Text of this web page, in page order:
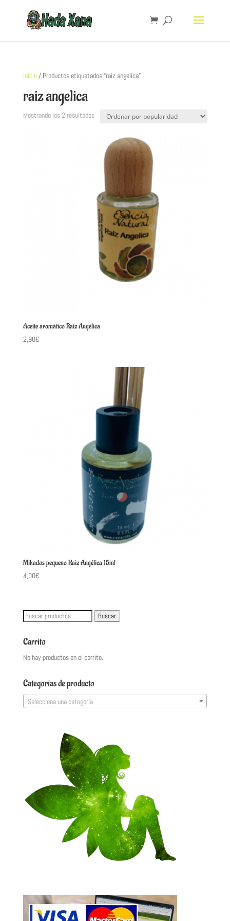
Inicio/ Productos etiquetados “raiz angelica”
raiz angelica
Mostrando los 2 resultados
Aceite aromático Raiz Angélica
2,90€
Mikados pequeño Raiz Angélica 15ml
4,00€
Buscar
Buscar
Carrito
No hay productos en el carrito.
Categorías de producto
Selecciona una categoría